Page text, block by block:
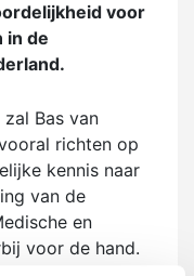
voor
in de
Bas van
richten op
kennis naar
van de
en
voor de hand.